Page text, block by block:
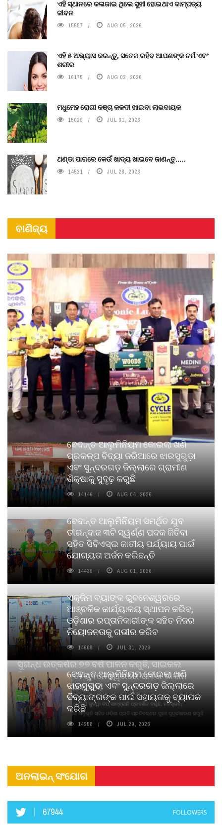
ଏହି ସ୍ଥାନରେ କଳାଜାଇ ଥିଲେ ସୁଖୀ ହୋଇଥାଏ ଦାମ୍ପତ୍ୟ
ଜୀବନ
15557 AUG 05, 2026
ଏହି ୫ ଅଭ୍ୟାସ କରନ୍ତୁ, ସତେଜ ରହିବ ଆପଣଙ୍କ ଚର୍ମ ଏବଂ
ଶରୀର
16175 AUG 02, 2026
ମଧୁମେହ ରୋଗୀ କଞ୍ଚା କଳଦୀ ଖାଇବା ଲାଭଦାୟକ
15029 JUL 31, 2026
ଥଣ୍ଡା ପାଗରେ କେଉଁ ଖାଦ୍ୟ ଖାଇବେ ଜାଣନ୍ତୁ.....
14521 JUL 28, 2026
ବାଣିଜ୍ୟ
ସୁଗନ୍ଧ ଉତ୍କର୍ଷର ୭୭ ବର୍ଷ ପାଳନ କରୁଛି, ସାଇକଲ
ପିୟୋର୍‌ ଅଗରବତୀ ଭୁବନେଶ୍ୱରରେ ପାର୍ବଣ କାଳୀନ
ନବସୃଜନ ଉନ୍ମୋଚନ କଲା
ବାଉଁଶ ବିହୀନ କଠିନ ଧୂପ ଏବଂ ମେଦିନୀ ଜୁଡୱା କପ୍‌ ସାମ୍ବ୍ରାନି ପ୍ରଦର୍ଶିତ କରୁଛି; ନବସୃଜନ,
ଦୀର୍ଘସ୍ଥାୟିତା ଏବଂ ଆଧ୍ୟାତ୍ମିକ ଅନୁଭୂତି ସହିତ ଓଡ଼ିଶା ପ୍ରତି ପ୍ରତିବଦ୍ଧତା ପୁନଃ ସୁଦୃଢୀକରଣ କରୁଛି
ବେଦାନ୍ତ ଆଲୁମିନିୟମ କୋଇଲା ଖଣି
ପ୍ରକଳ୍ପ ବିଦ୍ୟା ଜରିଆରେ ଝାରସୁଗୁଡ଼ା
ଏବଂ ସୁନ୍ଦରଗଡ଼ ଜିଲ୍ଲାରେ ଗ୍ରାମୀଣ
ଶିକ୍ଷାକୁ ସୁଦୃଢ଼ କରୁଛି
14146 AUG 04, 2026
ବେଦାନ୍ତ ଆଲୁମିନିୟମ ସମର୍ଥିତ ଯୁବ
ତୀରନ୍ଦାଜ ୩ଟି ସ୍ୱର୍ଣ୍ଣ ପଦକ ଜିତିବା
ସହିତ ସିବିଏସ୍ଇ ଜାତୀୟ ପର୍ଯ୍ୟାୟ ପାଇଁ
ଯୋଗ୍ୟତା ଅର୍ଜନ କରିଛନ୍ତି
14439 AUG 01, 2026
ଏକ୍ଜିମ ବ୍ୟାଙ୍କ ଭୁବନେଶ୍ୱରରେ
ଆଞ୍ଚଳିକ କାର୍ଯ୍ୟାଳୟ ସ୍ଥାପନ କରିବ,
ଓଡ଼ିଶାର ରପ୍ତାନିକାରୀଙ୍କ ସହିତ ନିଜର
ନିୟୋଜନତାକୁ ଗଭୀର କରିବ
14608 JUL 31, 2026
ବେଦାନ୍ତ ଆଲୁମିନିୟମ କୋଇଲା ଖଣି
ଝାରସୁଗୁଡା ଏବଂ ସୁନ୍ଦରଗଡ଼ ଜିଲ୍ଲାରେ
ଦିବ୍ୟାଙ୍ଗଙ୍କ ପାଇଁ ସହାୟତାକୁ ବ୍ୟାପକ
କରିଛି
14258 JUL 29, 2026
ଅନଲାଇନ୍ ସଂଯୋଗ
67944 FOLLOWERS